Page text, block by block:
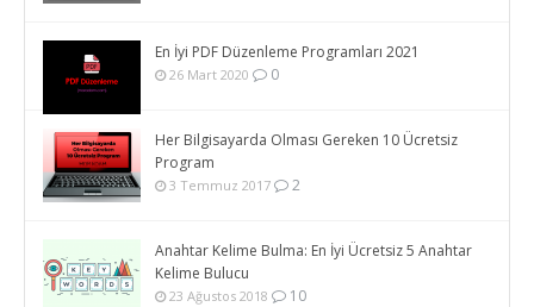
En İyi PDF Düzenleme Programları 2021
26 Mart 2020 0
Her Bilgisayarda Olması Gereken 10 Ücretsiz
Program
3 Temmuz 2017 2
Anahtar Kelime Bulma: En İyi Ücretsiz 5 Anahtar
Kelime Bulucu
23 Ağustos 2018 10